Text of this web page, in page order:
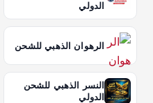
الدولي
الرهوان الذهبي للشحن
النسر الذهبي للشحن
الدولي